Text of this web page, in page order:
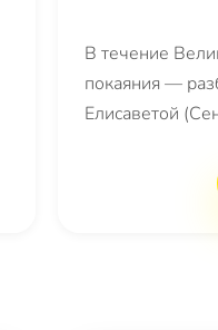
В течение
покаяния —
Елисаветой